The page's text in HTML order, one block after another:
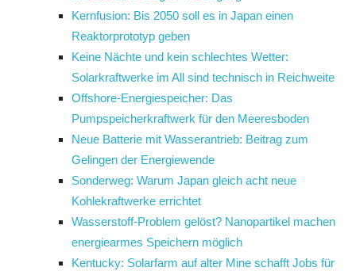
Kernfusion: Bis 2050 soll es in Japan einen
Reaktorprototyp geben
Keine Nächte und kein schlechtes Wetter:
Solarkraftwerke im All sind technisch in Reichweite
Offshore-Energiespeicher: Das
Pumpspeicherkraftwerk für den Meeresboden
Neue Batterie mit Wasserantrieb: Beitrag zum
Gelingen der Energiewende
Sonderweg: Warum Japan gleich acht neue
Kohlekraftwerke errichtet
Wasserstoff-Problem gelöst? Nanopartikel machen
energiearmes Speichern möglich
Kentucky: Solarfarm auf alter Mine schafft Jobs für